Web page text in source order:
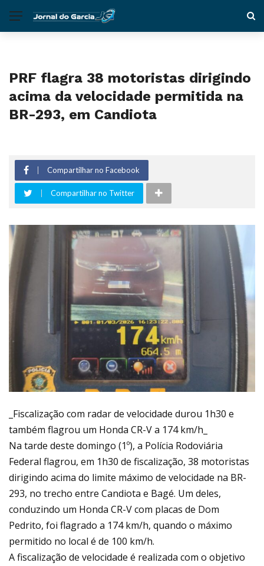
PRF flagra 38 motoristas dirigindo
acima da velocidade permitida na
BR-293, em Candiota
Compartilhar no Facebook
Compartilhar no Twitter
_Fiscalização com radar de velocidade durou 1h30 e
também flagrou um Honda CR-V a 174 km/h_
Na tarde deste domingo (1º), a Polícia Rodoviária
Federal flagrou, em 1h30 de fiscalização, 38 motoristas
dirigindo acima do limite máximo de velocidade na BR-
293, no trecho entre Candiota e Bagé. Um deles,
conduzindo um Honda CR-V com placas de Dom
Pedrito, foi flagrado a 174 km/h, quando o máximo
permitido no local é de 100 km/h.
A fiscalização de velocidade é realizada com o objetivo